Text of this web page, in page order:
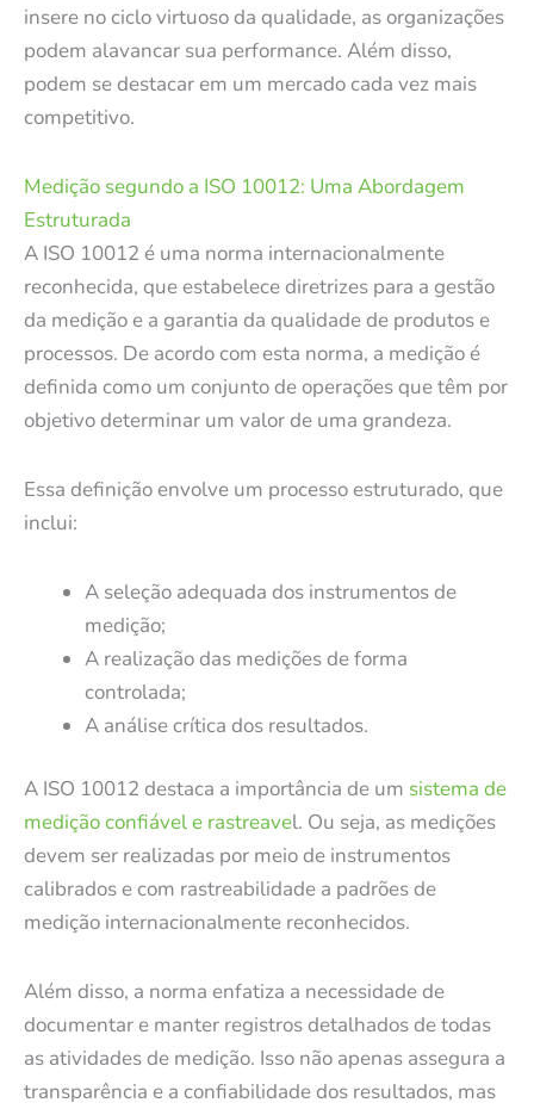
insere no ciclo virtuoso da qualidade, as organizações
podem alavancar sua performance. Além disso,
podem se destacar em um mercado cada vez mais
competitivo.
Medição segundo a ISO 10012: Uma Abordagem
Estruturada
A ISO 10012 é uma norma internacionalmente
reconhecida, que estabelece diretrizes para a gestão
da medição e a garantia da qualidade de produtos e
processos. De acordo com esta norma, a medição é
definida como um conjunto de operações que têm por
objetivo determinar um valor de uma grandeza.
Essa definição envolve um processo estruturado, que
inclui:
A seleção adequada dos instrumentos de
medição;
A realização das medições de forma
controlada;
A análise crítica dos resultados.
A ISO 10012 destaca a importância de um sistema de
medição confiável e rastreavel. Ou seja, as medições
devem ser realizadas por meio de instrumentos
calibrados e com rastreabilidade a padrões de
medição internacionalmente reconhecidos.
Além disso, a norma enfatiza a necessidade de
documentar e manter registros detalhados de todas
as atividades de medição. Isso não apenas assegura a
transparência e a confiabilidade dos resultados, mas